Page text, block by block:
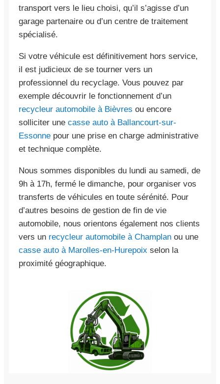
transport vers le lieu choisi, qu’il s’agisse d’un
garage partenaire ou d’un centre de traitement
spécialisé.
Si votre véhicule est définitivement hors service,
il est judicieux de se tourner vers un
professionnel du recyclage. Vous pouvez par
exemple découvrir le fonctionnement d’un
recycleur automobile à Bièvres ou encore
solliciter une casse auto à Ballancourt-sur-
Essonne pour une prise en charge administrative
et technique complète.
Nous sommes disponibles du lundi au samedi, de
9h à 17h, fermé le dimanche, pour organiser vos
transferts de véhicules en toute sérénité. Pour
d’autres besoins de gestion de fin de vie
automobile, nous orientons également nos clients
vers un recycleur automobile à Champlan ou une
casse auto à Marolles-en-Hurepoix selon la
proximité géographique.